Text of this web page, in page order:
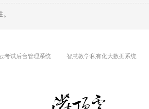
考试后台管理系统 智慧教学私有化大数据系统